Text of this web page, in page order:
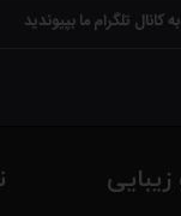
به کانال تلگرام ما بپیوندید